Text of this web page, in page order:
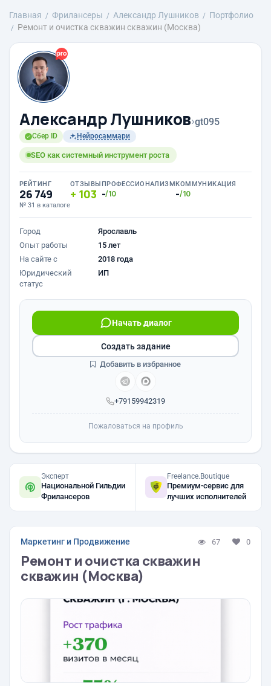
Главная Фрилансеры Александр Лушников
Портфолио
Ремонт и очистка скважин скважин (Москва)
Александр Лушников›gt095
Сбер ID Нейросаммари
SEO как системный инструмент роста
РЕЙТИНГ
26 749
№ 31 в каталоге
ОТЗЫВЫ
103
ПРОФЕССИОНАЛИЗМ
-/10
КОММУНИКАЦИЯ
-/10
Город
Ярославль
Опыт работы
15 лет
На сайте с
2018 года
Юридический
статус
ИП
+79159942319
Начать диалог
Создать задание
Добавить в избранное
Пожаловаться на профиль
Эксперт
Национальной Гильдии
Фрилансеров
Freelance.Boutique
Премиум-сервис для
лучших исполнителей
Маркетинг и Продвижение 67 0
Ремонт и очистка скважин
скважин (Москва)